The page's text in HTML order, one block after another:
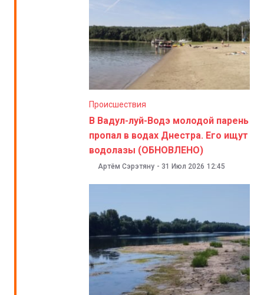
Происшествия
В Вадул-луй-Водэ молодой парень
пропал в водах Днестра. Его ищут
водолазы (ОБНОВЛЕНО)
Артём Сэрэтяну - 31 Июл 2026 12:45